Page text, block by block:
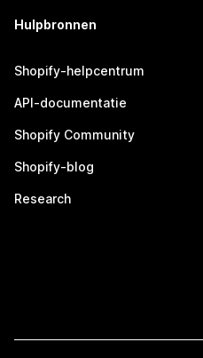
Hulpbronnen
Shopify-helpcentrum
API-documentatie
Shopify Community
Shopify-blog
Research